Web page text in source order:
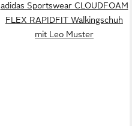
adidas Sportswear CLOUDFOAM
FLEX RAPIDFIT Walkingschuh
mit Leo Muster